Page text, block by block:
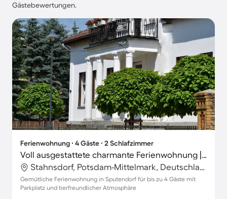
Gästebewertungen.
Ferienwohnung ∙ 4 Gäste ∙ 2 Schlafzimmer
Voll ausgestattete charmante Ferienwohnung | Haustierfreundlich
Stahnsdorf, Potsdam-Mittelmark, Deutschland
Gemütliche Ferienwohnung in Sputendorf für bis zu 4 Gäste mit
Parkplatz und tierfreundlicher Atmosphäre